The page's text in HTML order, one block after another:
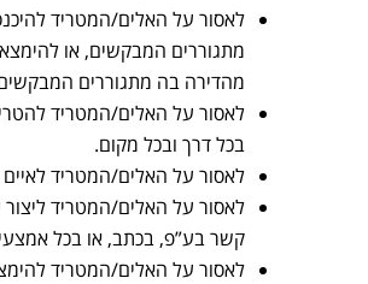
לאסור על האלים/המטריד להיכנס
מתגוררים המבקשים, או להימצא
מהדירה בה מתגוררים המבקשים.
לאסור על האלים/המטריד
בכל דרך ובכל מקום.
לאסור על האלים/המטריד לאיים
לאסור על האלים/המטריד ליצור
קשר בע”פ, בכתב, או בכל אמצעי
לאסור על האלים/המטריד להימצא